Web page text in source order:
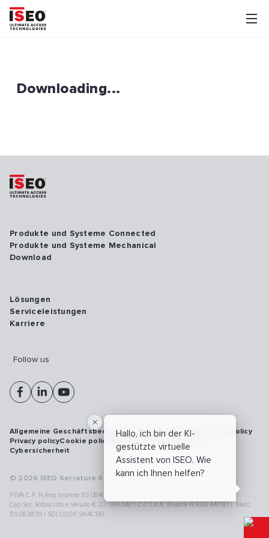
Downloading...
Hallo, ich bin der KI-
gestützte virtuelle
Assistent von ISEO. Wie
kann ich Ihnen helfen?
Produkte und Systeme Connected
Produkte und Systeme Mechanical
Download
Lösungen
Serviceleistungen
Karriere
Follow us
© 2026 ISEO Serrature S.p.A. All right reserved
P.IVA C.F. N.Reg.Imprese BS 08499190018 | Cap.Soc.Deliberato € 24.340.965 |
Cap.Soc.Sottoscritto e Versato € 23.969.040 | C.C.I.A.A. Brescia N.REA 447181 |. Mecc.
BS 083839 | SDI CODE SN4CSRI
Allgemeine GeschäftsbedingungenVulnerability disclosure policy
Privacy policyCookie policy Model 231
Whistleblowing
Cybersicherheit